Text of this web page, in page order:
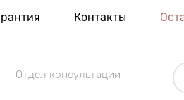
Контакты
Отдел консультации